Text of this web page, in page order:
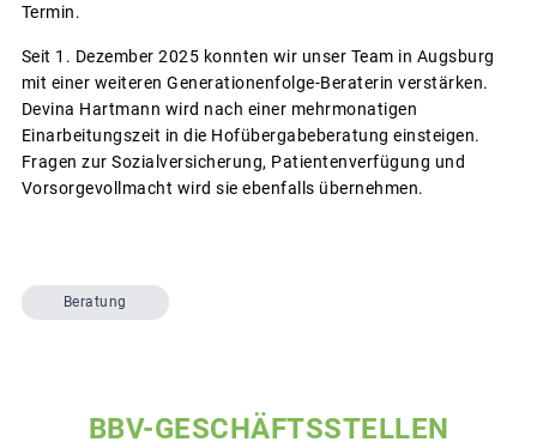
Termin.
Seit 1. Dezember 2025 konnten wir unser Team in Augsburg
mit einer weiteren Generationenfolge-Beraterin verstärken.
Devina Hartmann wird nach einer mehrmonatigen
Einarbeitungszeit in die Hofübergabeberatung einsteigen.
Fragen zur Sozialversicherung, Patientenverfügung und
Vorsorgevollmacht wird sie ebenfalls übernehmen.
Beratung
BBV-GESCHÄFTSSTELLEN